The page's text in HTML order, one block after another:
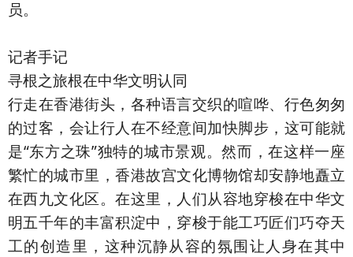
员。
记者手记
寻根之旅根在中华文明认同
行走在香港街头，各种语言交织的喧哗、行色匆匆
的过客，会让行人在不经意间加快脚步，这可能就
是“东方之珠”独特的城市景观。然而，在这样一座
繁忙的城市里，香港故宫文化博物馆却安静地矗立
在西九文化区。在这里，人们从容地穿梭在中华文
明五千年的丰富积淀中，穿梭于能工巧匠们巧夺天
工的创造里，这种沉静从容的氛围让人身在其中